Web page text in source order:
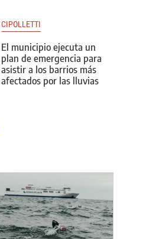
CIPOLLETTI
El municipio ejecuta un
plan de emergencia para
asistir a los barrios más
afectados por las lluvias